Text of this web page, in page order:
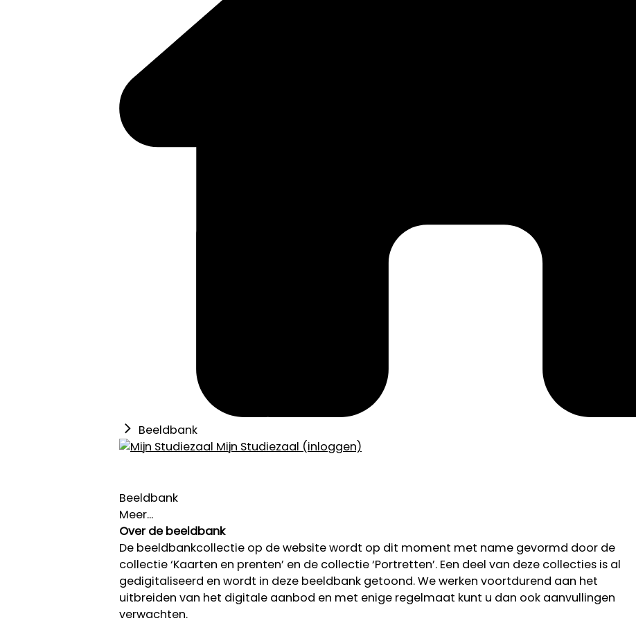
Beeldbank
Mijn Studiezaal (inloggen)
Beeldbank
Meer...
Over de beeldbank
De beeldbankcollectie op de website wordt op dit moment met name gevormd door de
collectie ‘Kaarten en prenten’ en de collectie ‘Portretten’. Een deel van deze collecties is al
gedigitaliseerd en wordt in deze beeldbank getoond. We werken voortdurend aan het
uitbreiden van het digitale aanbod en met enige regelmaat kunt u dan ook aanvullingen
verwachten.